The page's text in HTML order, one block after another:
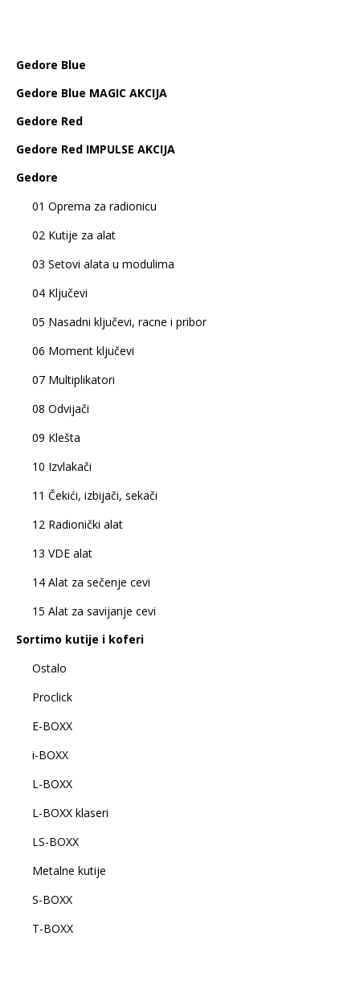
Gedore Blue
Gedore Blue MAGIC AKCIJA
Gedore Red
Gedore Red IMPULSE AKCIJA
Gedore
01 Oprema za radionicu
02 Kutije za alat
03 Setovi alata u modulima
04 Ključevi
05 Nasadni ključevi, racne i pribor
06 Moment ključevi
07 Multiplikatori
08 Odvijači
09 Klešta
10 Izvlakači
11 Čekići, izbijači, sekači
12 Radionički alat
13 VDE alat
14 Alat za sečenje cevi
15 Alat za savijanje cevi
Sortimo kutije i koferi
Ostalo
Proclick
E-BOXX
i-BOXX
L-BOXX
L-BOXX klaseri
LS-BOXX
Metalne kutije
S-BOXX
T-BOXX